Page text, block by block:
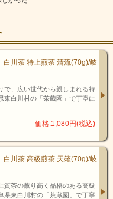
白川茶 特上煎茶 清流(70g)/岐
で、広い世代から親しまれる特
東白川村の「茶蔵園」で丁寧に
価格:1,080円(税込)
白川茶 高級煎茶 天籟(70g)/岐
質茶の薫り高く品格のある高級
県東白川村の「茶蔵園」で丁寧